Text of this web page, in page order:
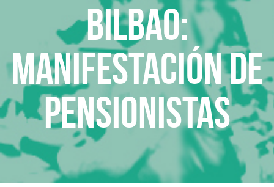
Bilbao:
Manifestación de
pensionistas